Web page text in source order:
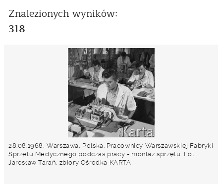
Znalezionych wyników:
318
28.08.1968, Warszawa, Polska. Pracownicy Warszawskiej Fabryki
Sprzętu Medycznego podczas pracy - montaż sprzętu. Fot.
Jarosław Tarań, zbiory Ośrodka KARTA